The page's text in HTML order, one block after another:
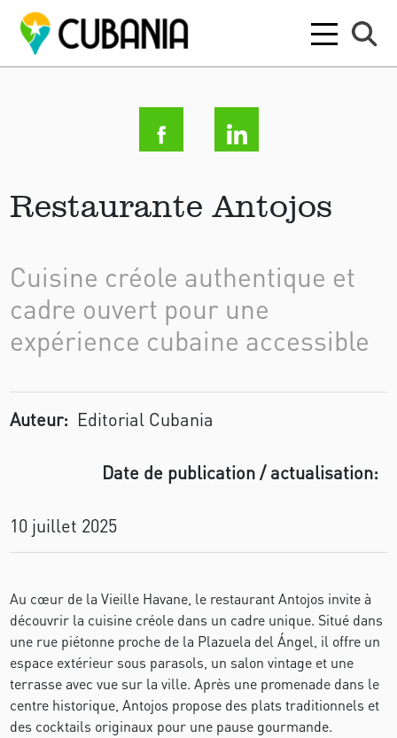
Restaurante Antojos
Cuisine créole authentique et
cadre ouvert pour une
expérience cubaine accessible
Auteur: Editorial Cubania
Date de publication / actualisation:
10 juillet 2025
Au cœur de la Vieille Havane, le restaurant Antojos invite à
découvrir la cuisine créole dans un cadre unique. Situé dans
une rue piétonne proche de la Plazuela del Ángel, il offre un
espace extérieur sous parasols, un salon vintage et une
terrasse avec vue sur la ville. Après une promenade dans le
centre historique, Antojos propose des plats traditionnels et
des cocktails originaux pour une pause gourmande.